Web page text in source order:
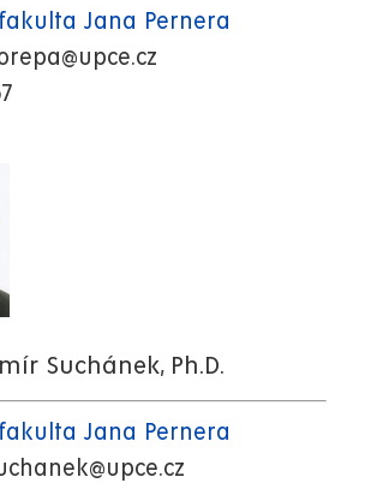
Jana Pernera
Suchánek, Ph.D.
Jana Pernera